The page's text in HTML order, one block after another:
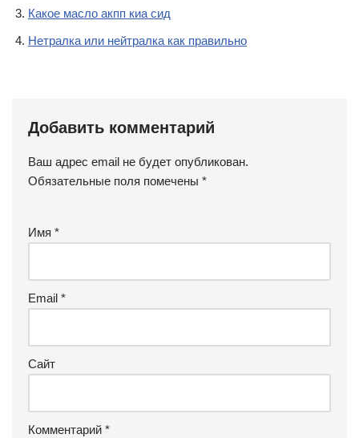
Какое масло акпп киа сид
Нетралка или нейтралка как правильно
Добавить комментарий
Ваш адрес email не будет опубликован.
Обязательные поля помечены *
Имя *
Email *
Сайт
Комментарий *